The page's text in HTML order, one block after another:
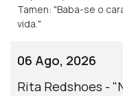
Tamen: "Baba-se o
vida."
06 Ago, 2026
Rita Redshoes -